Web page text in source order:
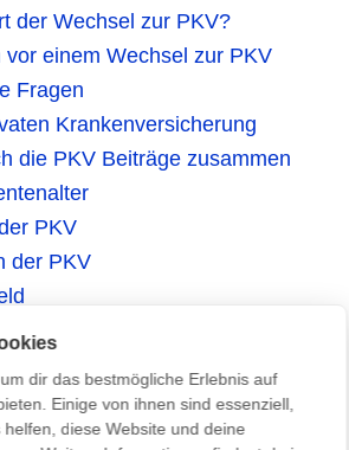
der Wechsel zur PKV?
vor einem Wechsel zur PKV
Fragen
Krankenversicherung
die PKV Beiträge zusammen
PKV
der PKV
für Rentner
in der PKV
dir das bestmögliche Erlebnis auf
Einige von ihnen sind essenziell,
diese Website und deine